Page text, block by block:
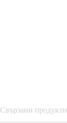
Свързани продукти